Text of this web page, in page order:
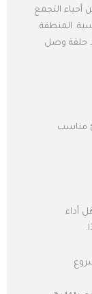
أحياء التجمع
المنطقة
حلقة وصل
مناسب
أداء